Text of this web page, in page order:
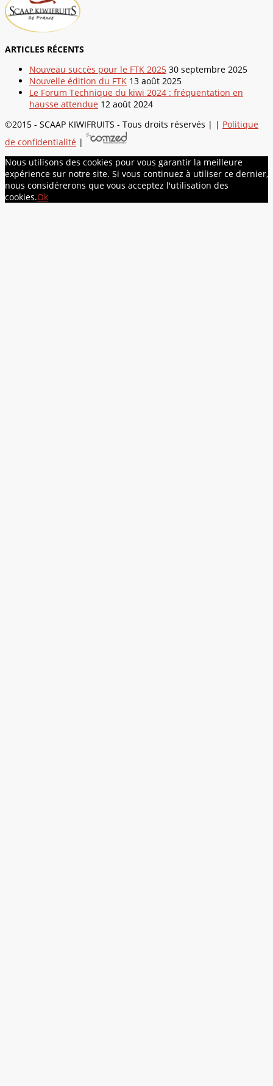
ARTICLES RÉCENTS
Nouveau succès pour le FTK 2025 30 septembre 2025
Nouvelle édition du FTK 13 août 2025
Le Forum Technique du kiwi 2024 : fréquentation en
hausse attendue 12 août 2024
©2015 - SCAAP KIWIFRUITS - Tous droits réservés | | Politique
de confidentialité |
Nous utilisons des cookies pour vous garantir la meilleure
expérience sur notre site. Si vous continuez à utiliser ce dernier,
nous considérerons que vous acceptez l'utilisation des
cookies.Ok